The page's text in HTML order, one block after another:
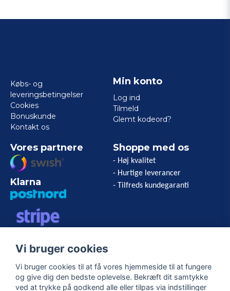
Købs- og
leveringsbetingelser
Cookies
Bonuskunde
Kontakt os
Min konto
Log ind
Tilmeld
Glemt kodeord?
Vores partnere
Klarna
EXPRESS
Shoppe med os
- Høj kvalitet
- Hurtige leverancer
- Tilfreds kundegaranti
Følg os
Vi bruger cookies
Vi bruger cookies til at få vores hjemmeside til at fungere
og give dig den bedste oplevelse. Bekræft dit samtykke
ved at trykke på godkend alle eller tilpas via indstillinger